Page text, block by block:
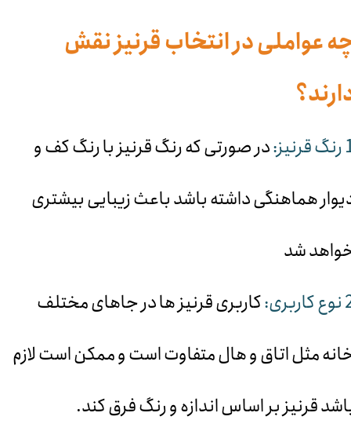
عواملی در انتخاب قرنیز نقش
در صورتی که رنگ قرنیز با رنگ کف و
هماهنگی داشته باشد باعث زیبایی بیشتری
شد
کاربری قرنیز ها در جاهای مختلف
مثل اتاق و هال متفاوت است و ممکن است لازم
قرنیز بر اساس اندازه و رنگ فرق کند.